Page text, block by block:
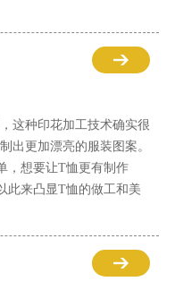
这种印花加工技术确实很
出更加漂亮的服装图案。
，想要让T恤更有制作
此来凸显T恤的做工和美